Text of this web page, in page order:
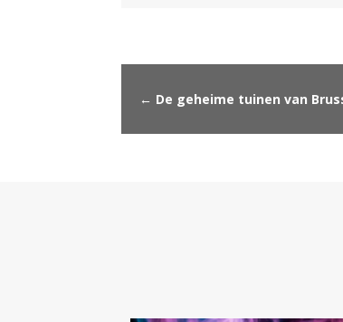
← De geheime tuinen van